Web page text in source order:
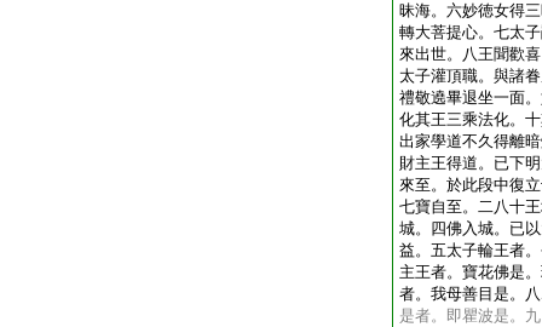
昧海。六妙徳女得
轉大菩提心。七太
來出世。八王聞歡
太子灌頂職。與諸
禮敬遶畢退坐一面
化其王三乘法化。
出家學道不久得離
財主王得道。已下
來至。於此段中復
七寶自至。二八十
城。四佛入城。已
益。五太子輪王者
主王者。寶花佛是
者。我母善目是。
是者。即瞿波是。